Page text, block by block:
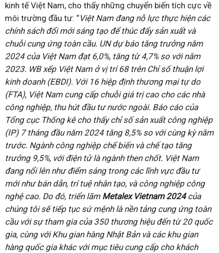
kinh tế Việt Nam, cho thấy những chuyển biến tích cực về
môi trường đầu tư: “Việt Nam đang nỗ lực thực hiện các
chính sách đổi mới sáng tạo để thúc đẩy sản xuất và
chuỗi cung ứng toàn cầu. UN dự báo tăng trưởng năm
2024 của Việt Nam đạt 6,0%, tăng từ 4,7% so với năm
2023. WB xếp Việt Nam ở vị trí 68 trên Chỉ số thuận lợi
kinh doanh (EBDI). Với 16 hiệp định thương mại tự do
(FTA), Việt Nam cung cấp chuỗi giá trị cao cho các nhà
công nghiệp, thu hút đầu tư nước ngoài. Báo cáo của
Tổng cục Thống kê cho thấy chỉ số sản xuất công nghiệp
(IP) 7 tháng đầu năm 2024 tăng 8,5% so với cùng kỳ năm
trước. Ngành công nghiệp chế biến và chế tạo tăng
trưởng 9,5%, với điện tử là ngành then chốt. Việt Nam
đang nổi lên như điểm sáng trong các lĩnh vực đầu tư
mới như bán dẫn, trí tuệ nhân tạo, và công nghiệp công
nghệ cao. Do đó, triển lãm Metalex Vietnam 2024của
chúng tôi sẽ tiếp tục sứ mệnh là nền tảng cung ứng toàn
cầu với sự tham gia của 350 thương hiệu đến từ 20 quốc
gia, cùng với Khu gian hàng Nhật Bản và các khu gian
hàng quốc gia khác với mục tiêu cung cấp cho khách